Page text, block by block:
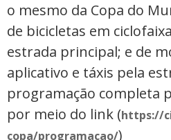
o mesmo da Copa do
de bicicletas em
estrada principal; e de
aplicativo e táxis pela
programação completa
por meio do link (https://
copa/programacao/)